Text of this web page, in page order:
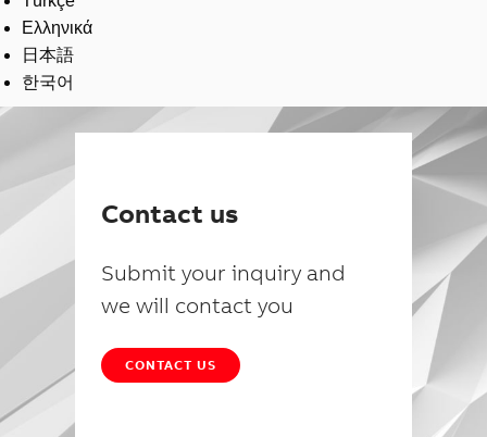
Ελληνικά
日本語
한국어
Contact us
Submit your inquiry and
we will contact you
CONTACT US